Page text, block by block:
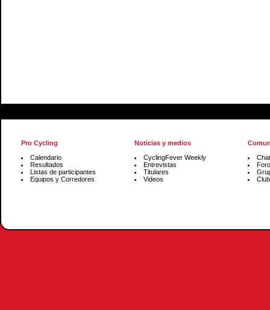
Pro Cycling
Calendario
Resultados
Listas de participantes
Equipos y Corredores
Noticias y medios
CyclingFever Weekly
Entrevistas
Titulares
Videos
Chat
Foro